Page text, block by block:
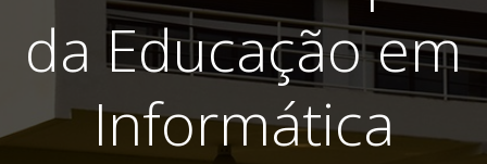
da Educação em
Informática